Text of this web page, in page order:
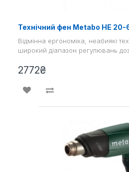
Технічний фен Metabo HE
Відмінна ергономіка, неабиякі
широкий діапазон регулювань
2772₴